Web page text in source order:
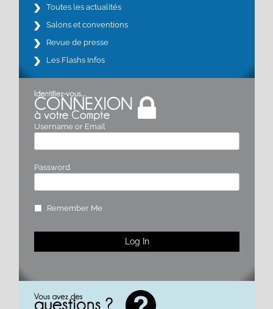
Toutes les actualités
Salons et conventions
Revue de presse
Les Flashs Infos
Username or Email
Password
Remember Me